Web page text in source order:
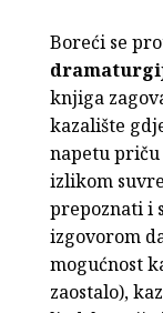
Boreći se
knjiga
kazalište
napetu priču
izlikom
prepoznati i
izgovorom
mogućnost
zaostalo),